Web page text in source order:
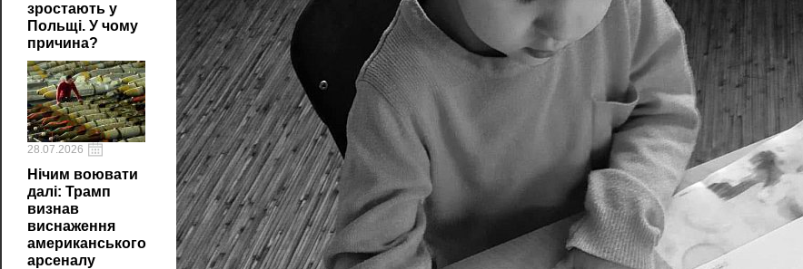
зростають у
Польщі. У чому
причина?
28.07.2026
Нічим воювати
далі: Трамп
визнав
виснаження
американського
арсеналу